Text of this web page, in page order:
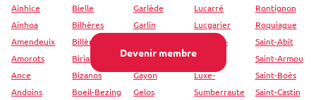
Devenir membre
Ainhice
Ainhoa
Amendeuix
Amorots
Ance
Andoins
Bielle
Bilhères
Billère
Biriatou
Bizanos
Boeil-Bezing
Garlède
Garlin
Garris
Gayon
Gelos
Lucarré
Lucgarier
Lucq-de-
Béarn
Luxe-
Sumberraute
Rontignon
Roquiague
Saint-Abit
Saint-Armou
Saint-Boès
Saint-Castin